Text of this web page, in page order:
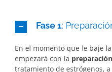
Fase 1:
En el momento que le baje
empezará con la
tratamiento de estrógenos,